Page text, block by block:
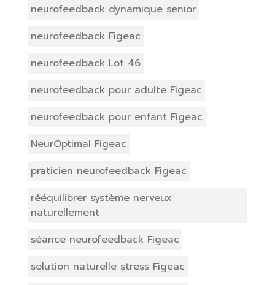
neurofeedback dynamique senior
neurofeedback Figeac
neurofeedback Lot 46
neurofeedback pour adulte Figeac
neurofeedback pour enfant Figeac
NeurOptimal Figeac
praticien neurofeedback Figeac
rééquilibrer système nerveux
naturellement
séance neurofeedback Figeac
solution naturelle stress Figeac